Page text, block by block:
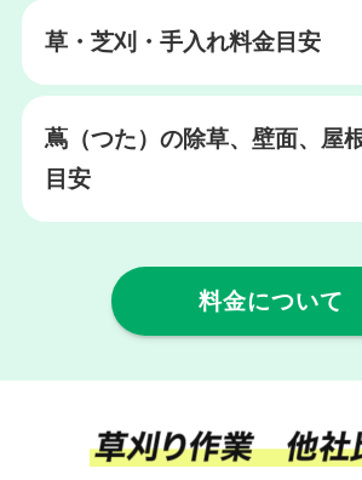
草・芝刈・手入れ料金目安
蔦（つた）の除草、壁面、屋
目安
料金について